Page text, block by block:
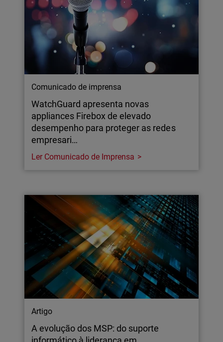
Comunicado de imprensa
WatchGuard apresenta novas
appliances Firebox de elevado
desempenho para proteger as redes
empresari…
Ler Comunicado de Imprensa
Artigo
A evolução dos MSP: do suporte